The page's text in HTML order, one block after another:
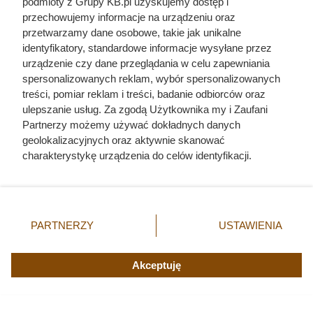
przechowujemy informacje na urządzeniu oraz
przetwarzamy dane osobowe, takie jak unikalne
identyfikatory, standardowe informacje wysyłane przez
urządzenie czy dane przeglądania w celu zapewniania
spersonalizowanych reklam, wybór spersonalizowanych
treści, pomiar reklam i treści, badanie odbiorców oraz
ulepszanie usług. Za zgodą Użytkownika my i Zaufani
Partnerzy możemy używać dokładnych danych
geolokalizacyjnych oraz aktywnie skanować
charakterystykę urządzenia do celów identyfikacji.
zmienić/wycofać klikając przycisk ustawień prywatności
znajdujący się w lewym dolnym rogu strony. Niektóre
użytkownika, ale masz prawo sprzeciwić się takiemu
przetwarzaniu. Preferencje będą miały zastosowania tylko
PARTNERZY USTAWIENIA
Akceptuję